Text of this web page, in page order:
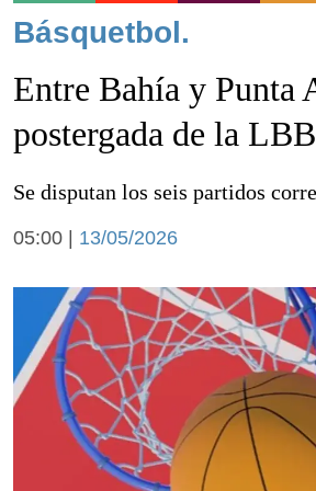
Noticias
Arte y cultura
Economía y campo
Básquetbol.
Entre Bahía y Punta
postergada de la
Se disputan los seis partidos
05:00 | 13/05/2026